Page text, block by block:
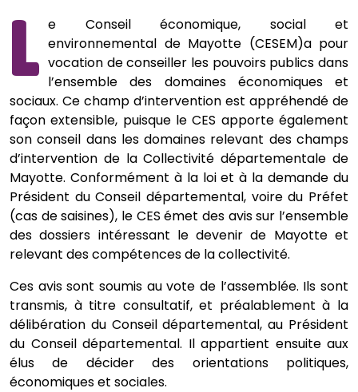
L e Conseil économique, social et
environnemental de Mayotte (CESEM)a pour
vocation de conseiller les pouvoirs publics dans
l’ensemble des domaines économiques et
sociaux. Ce champ d’intervention est appréhendé de
façon extensible, puisque le CES apporte également
son conseil dans les domaines relevant des champs
d’intervention de la Collectivité départementale de
Mayotte. Conformément à la loi et à la demande du
Président du Conseil départemental, voire du Préfet
(cas de saisines), le CES émet des avis sur l’ensemble
des dossiers intéressant le devenir de Mayotte et
relevant des compétences de la collectivité.
Ces avis sont soumis au vote de l’assemblée. Ils sont
transmis, à titre consultatif, et préalablement à la
délibération du Conseil départemental, au Président
du Conseil départemental. Il appartient ensuite aux
élus de décider des orientations politiques,
économiques et sociales.